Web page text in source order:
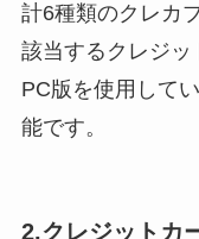
計6種類のクレカ
該当するクレジッ
PC版を使用して
能です。
2.クレジットカ